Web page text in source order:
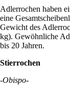
Adlerrochen haben
eine
Gewicht des
kg). Gewöhnliche
bis 20 Jahren.
Stierrochen
-Obispo-